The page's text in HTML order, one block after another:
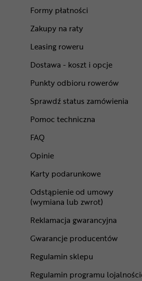
Formy płatności
Zakupy na raty
Leasing roweru
Dostawa - koszt i opcje
Punkty odbioru rowerów
Sprawdź status zamówienia
Pomoc techniczna
FAQ
Opinie
Karty podarunkowe
Odstąpienie od umowy
(wymiana lub zwrot)
Reklamacja gwarancyjna
Gwarancje producentów
Regulamin sklepu
Regulamin programu